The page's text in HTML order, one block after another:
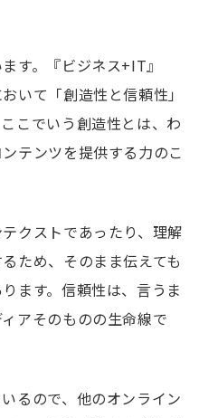
す。『ビジネス+IT』
いて「創造性と信頼性」
こでいう創造性とは、わ
テンツを提供する力のこ
クストであったり、理解
ため、そのまま伝えても
ます。信頼性は、言うま
アそのものの生命線で
るので、他のオンライン